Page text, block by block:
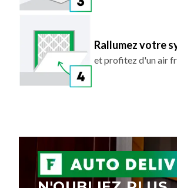
Rallumez votre
et profitez d'un air